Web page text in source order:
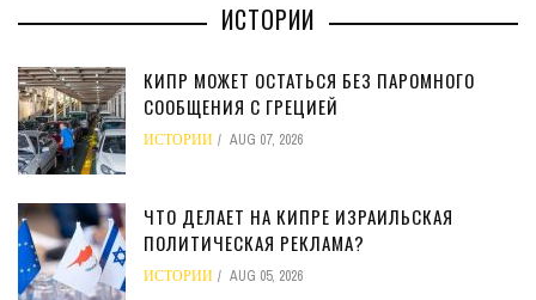
ИСТОРИИ
КИПР МОЖЕТ ОСТАТЬСЯ БЕЗ ПАРОМНОГО
СООБЩЕНИЯ С ГРЕЦИЕЙ
ИСТОРИИ AUG 07, 2026
ЧТО ДЕЛАЕТ НА КИПРЕ ИЗРАИЛЬСКАЯ
ПОЛИТИЧЕСКАЯ РЕКЛАМА?
ИСТОРИИ AUG 05, 2026